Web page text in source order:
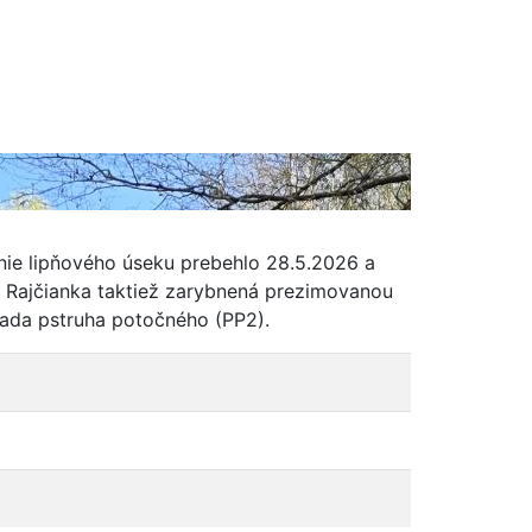
lipňového úseku prebehlo 28.5.2026 a
taktiež zarybnená prezimovanou
pstruha potočného (PP2).